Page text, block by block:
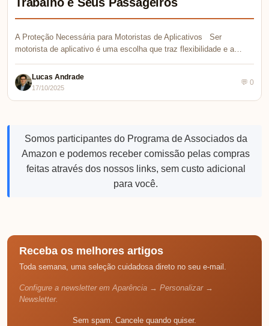
A Proteção Necessária para Motoristas de Aplicativos Ser
motorista de aplicativo é uma escolha que traz flexibilidade e a…
Lucas Andrade
17/10/2025
💬 0
Somos participantes do Programa de Associados da
Amazon e podemos receber comissão pelas compras
feitas através dos nossos links, sem custo adicional
para você.
Receba os melhores artigos
Toda semana, uma seleção cuidadosa direto no seu e-mail.
Configure a newsletter em Aparência → Personalizar →
Newsletter.
Sem spam. Cancele quando quiser.